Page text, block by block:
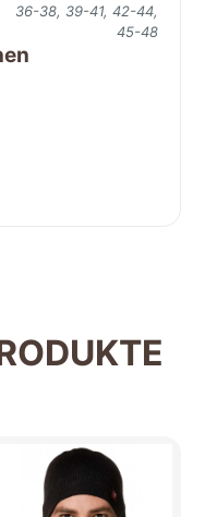
36-38, 39-41, 42-44,
45-48